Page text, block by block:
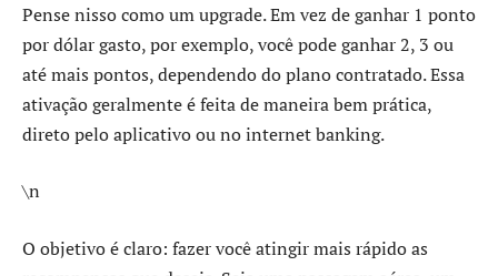
Pense nisso como um upgrade. Em vez de ganhar 1 ponto
por dólar gasto, por exemplo, você pode ganhar 2, 3 ou
até mais pontos, dependendo do plano contratado. Essa
ativação geralmente é feita de maneira bem prática,
direto pelo aplicativo ou no internet banking.
\n
O objetivo é claro: fazer você atingir mais rápido as